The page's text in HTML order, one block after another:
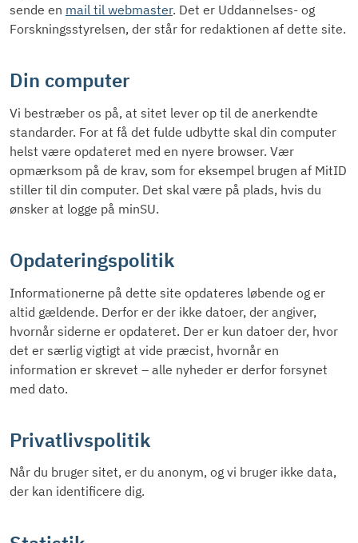
sende en mail til webmaster. Det er Uddannelses- og
Forskningsstyrelsen, der står for redaktionen af dette site.
Din computer
Vi bestræber os på, at sitet lever op til de anerkendte
standarder. For at få det fulde udbytte skal din computer
helst være opdateret med en nyere browser. Vær
opmærksom på de krav, som for eksempel brugen af MitID
stiller til din computer. Det skal være på plads, hvis du
ønsker at logge på minSU.
Opdateringspolitik
Informationerne på dette site opdateres løbende og er
altid gældende. Derfor er der ikke datoer, der angiver,
hvornår siderne er opdateret. Der er kun datoer der, hvor
det er særlig vigtigt at vide præcist, hvornår en
information er skrevet – alle nyheder er derfor forsynet
med dato.
Privatlivspolitik
Når du bruger sitet, er du anonym, og vi bruger ikke data,
der kan identificere dig.